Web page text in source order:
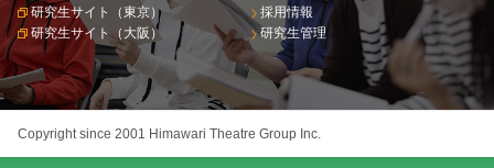
研究生サイト（東京）
研究生サイト（大阪）
採用情報
研究生管理
Copyright since 2001 Himawari Theatre Group Inc.